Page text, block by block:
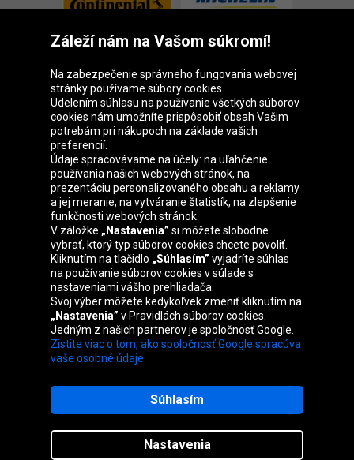
Skupina Oponeo
Belgique
Česká
republika
Deutschland Éire
España France Italia Magyarország
Nederland Österreich Polska
United
Kingdom
Mapa stránok
Záleží nám na Vašom súkromí!
Na zabezpečenie správneho fungovania webovej
stránky používame súbory cookies.
Udelením súhlasu na používanie všetkých súborov
cookies nám umožníte prispôsobiť obsah Vašim
potrebám pri nákupoch na základe vašich
preferencií.
Údaje spracovávame na účely: na uľahčenie
používania našich webových stránok, na
prezentáciu personalizovaného obsahu a reklamy
a jej meranie, na vytváranie štatistík, na zlepšenie
funkčnosti webových stránok.
V záložke „Nastavenia” si môžete slobodne
vybrať, ktorý typ súborov cookies chcete povoliť.
Kliknutím na tlačidlo „Súhlasím” vyjadríte súhlas
na používanie súborov cookies v súlade s
nastaveniami vášho prehliadača.
Svoj výber môžete kedykoľvek zmeniť kliknutím na
„Nastavenia” v Pravidlách súborov cookies.
Jedným z našich partnerov je spoločnosť Google.
Zistite viac o tom, ako spoločnosť Google spracúva
vaše osobné údaje.
Nastavenia
Súhlasím